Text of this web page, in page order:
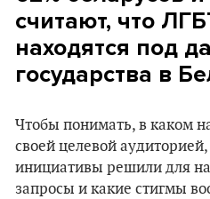
считают, что
находятся под
государства в
Чтобы понимать, в каком
своей целевой
инициативы решили для
запросы и какие стигмы